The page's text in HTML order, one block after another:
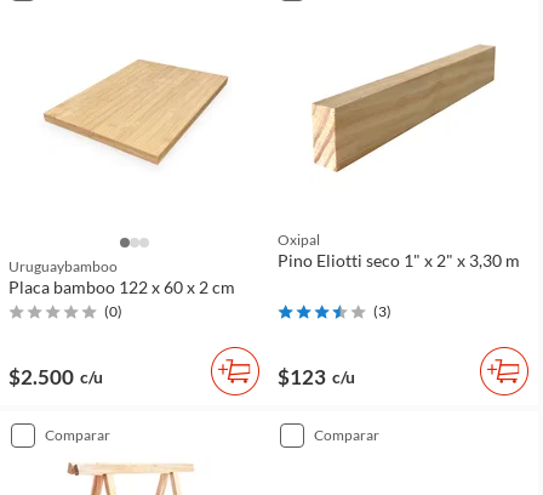
Uruguaybamboo
Placa bamboo 122 x 60 x 2 cm
(0)
$2.500 c/u
Oxipal
Pino Eliotti seco 1" x 2" x 3,30 m
(3)
$123 c/u
comparar comparar